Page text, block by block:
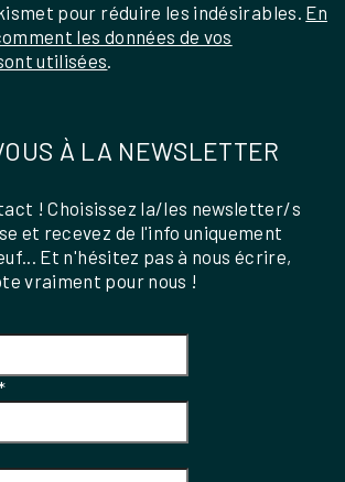
pour réduire les indésirables. En
les données de vos
utilisées.
À LA NEWSLETTER
! Choisissez la/les newsletter/s
et recevez de l'info uniquement
Et n'hésitez pas à nous écrire,
vraiment pour nous !